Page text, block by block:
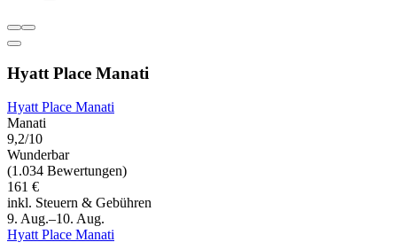
Hyatt Place Manati
Hyatt Place Manati
Manati
9,2/10
Wunderbar
(1.034 Bewertungen)
161 €
inkl. Steuern & Gebühren
9. Aug.–10. Aug.
Hyatt Place Manati